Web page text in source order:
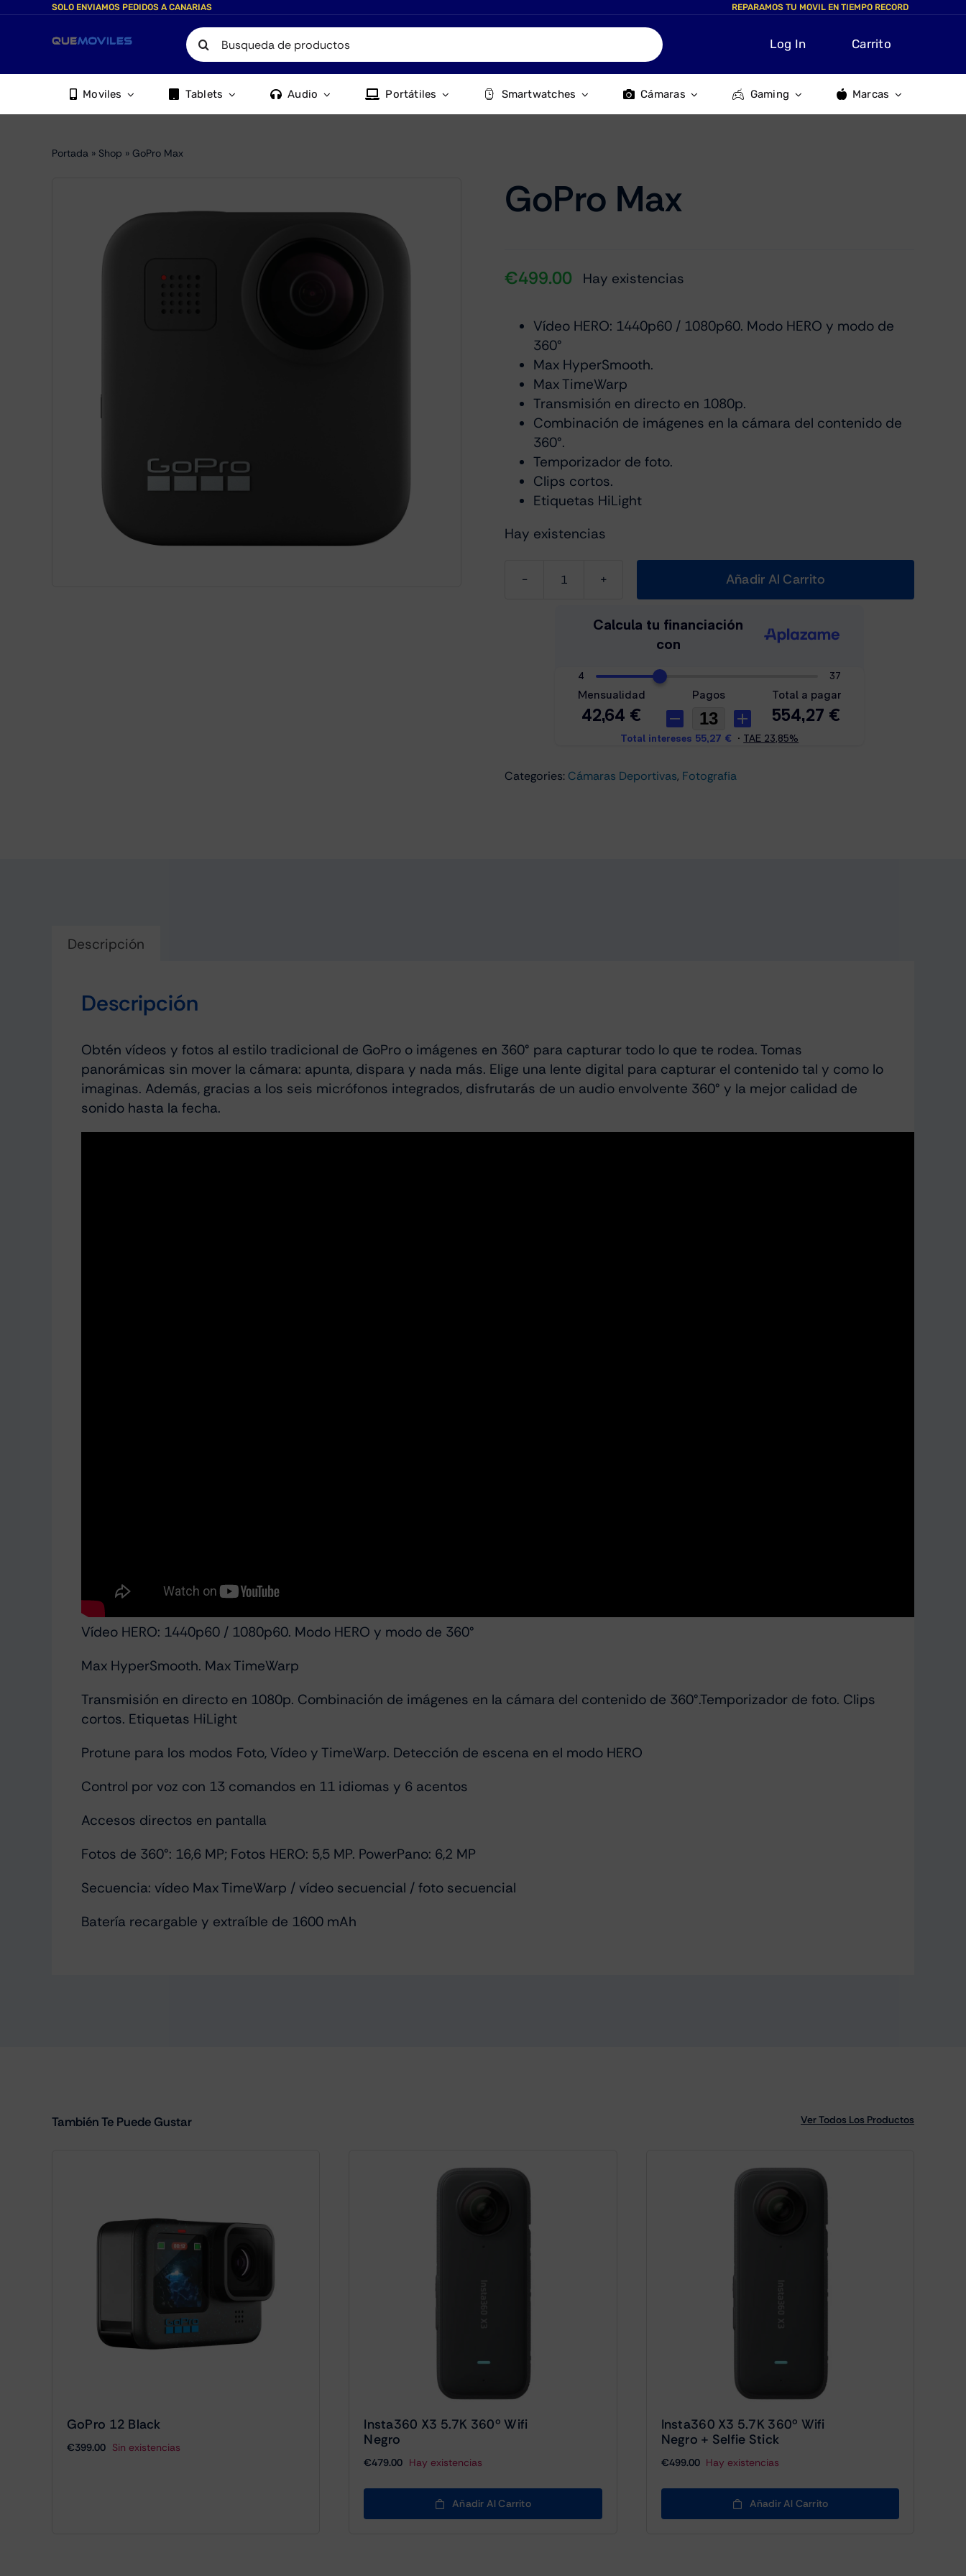
SOLO ENVIAMOS PEDIDOS A CANARIAS REPARAMOS TU MOVIL EN TIEMPO RECORD
Search
for:
Log In Carrito
Moviles Tablets Audio Portátiles Smartwatches Cámaras Gaming Marcas
Portada » Shop » GoPro Max
GoPro Max
€499.00 Hay existencias
Vídeo HERO: 1440p60 / 1080p60. Modo HERO y modo de
360°
Max HyperSmooth.
Max TimeWarp
Transmisión en directo en 1080p.
Combinación de imágenes en la cámara del contenido de
360°.
Temporizador de foto.
Clips cortos.
Etiquetas HiLight
Hay existencias
GoPro
cantidad
Añadir Al Carrito
Categories: Cámaras Deportivas, Fotografia
Descripción
Descripción
Obtén vídeos y fotos al estilo tradicional de GoPro o imágenes en 360° para capturar todo lo que te rodea. Tomas
panorámicas sin mover la cámara: apunta, dispara y nada más. Elige una lente digital para capturar el contenido tal y como lo
imaginas. Además, gracias a los seis micrófonos integrados, disfrutarás de un audio envolvente 360° y la mejor calidad de
sonido hasta la fecha.
Vídeo HERO: 1440p60 / 1080p60. Modo HERO y modo de 360°
Max HyperSmooth. Max TimeWarp
Transmisión en directo en 1080p. Combinación de imágenes en la cámara del contenido de 360°.Temporizador de foto. Clips
cortos. Etiquetas HiLight
Protune para los modos Foto, Vídeo y TimeWarp. Detección de escena en el modo HERO
Control por voz con 13 comandos en 11 idiomas y 6 acentos
Accesos directos en pantalla
Fotos de 360°: 16,6 MP; Fotos HERO: 5,5 MP. PowerPano: 6,2 MP
Secuencia: vídeo Max TimeWarp / vídeo secuencial / foto secuencial
Batería recargable y extraíble de 1600 mAh
También Te Puede Gustar Ver Todos Los Productos
GoPro 12 Black
€399.00 Sin existencias
Insta360 X3 5.7K 360º Wifi
Negro
€479.00 Hay existencias
Añadir Al Carrito
Insta360 X3 5.7K 360º Wifi
Negro + Selfie Stick
€499.00 Hay existencias
Añadir Al Carrito